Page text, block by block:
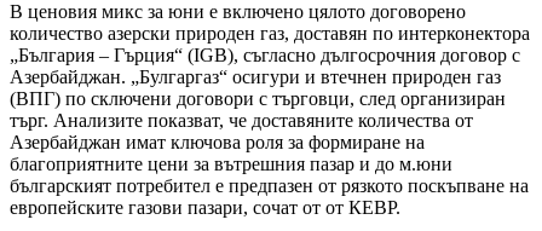
В ценовия микс за юни е включено цялото договорено
количество азерски природен газ, доставян по интерконектора
„България – Гърция“ (IGB), съгласно дългосрочния договор с
Азербайджан. „Булгаргаз“ осигури и втечнен природен газ
(ВПГ) по сключени договори с търговци, след организиран
търг. Анализите показват, че доставяните количества от
Азербайджан имат ключова роля за формиране на
благоприятните цени за вътрешния пазар и до м.юни
българският потребител е предпазен от рязкото поскъпване на
европейските газови пазари, сочат от от КЕВР.